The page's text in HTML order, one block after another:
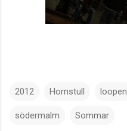
2012 Hornstull loopen
södermalm Sommar